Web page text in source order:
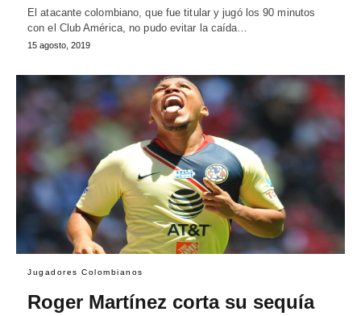
El atacante colombiano, que fue titular y jugó los 90 minutos
con el Club América, no pudo evitar la caída…
15 agosto, 2019
Jugadores Colombianos
Roger Martínez corta su sequía